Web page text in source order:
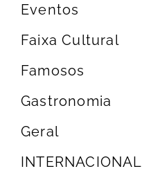
Eventos
Faixa Cultural
Famosos
Gastronomia
Geral
INTERNACIONAL